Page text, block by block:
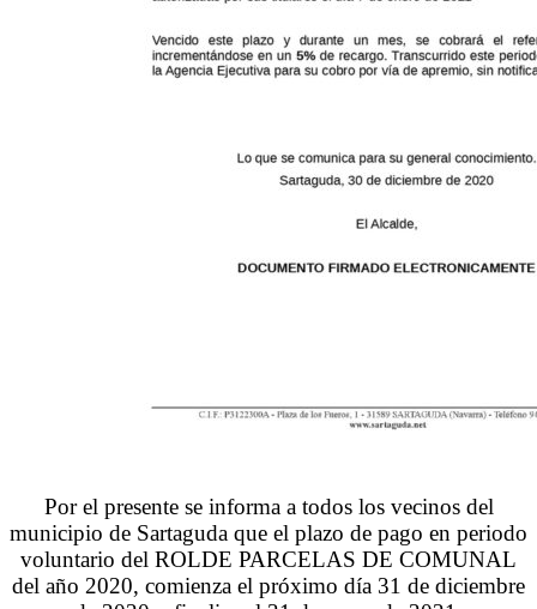
Por el presente se informa a todos los vecinos del
municipio de Sartaguda que el plazo de pago en periodo
voluntario del ROLDE PARCELAS DE COMUNAL
del año 2020, comienza el próximo día 31 de diciembre